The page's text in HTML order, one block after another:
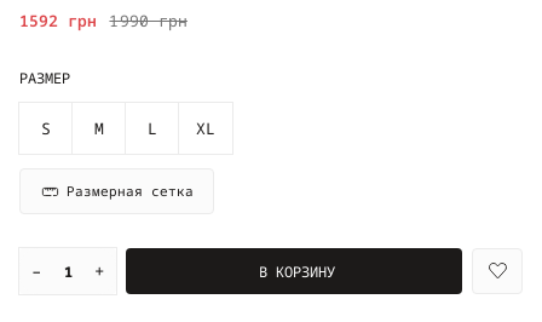
1990 грн
1592 грн
РАЗМЕР
S M L XL
Размерная сетка
– + В КОРЗИНУ